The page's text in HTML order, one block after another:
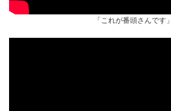
「これが番頭さんです」